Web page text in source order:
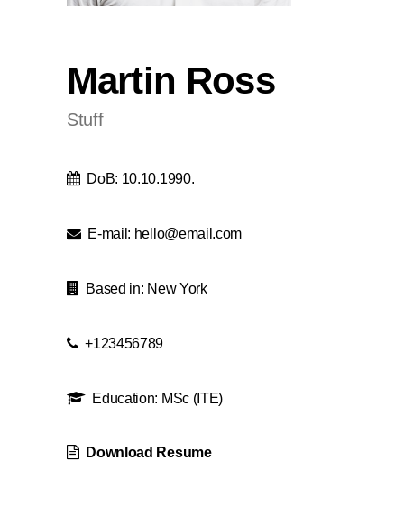
Martin Ross
Stuff
DoB: 10.10.1990.
E-mail: hello@email.com
Based in: New York
+123456789
Education: MSc (ITE)
Download Resume